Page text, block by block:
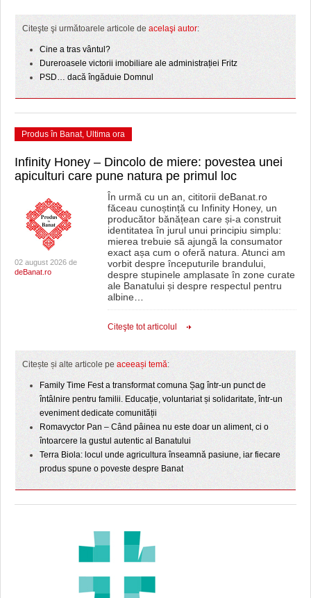
Citeşte şi următoarele articole de acelaşi autor:
Cine a tras vântul?
Dureroasele victorii imobiliare ale administrației Fritz
PSD… dacă îngăduie Domnul
Produs în Banat, Ultima ora
Infinity Honey – Dincolo de miere: povestea unei
apiculturi care pune natura pe primul loc
02 august 2026 de
deBanat.ro
În urmă cu un an, cititorii deBanat.ro
făceau cunoștință cu Infinity Honey, un
producător bănățean care și-a construit
identitatea în jurul unui principiu simplu:
mierea trebuie să ajungă la consumator
exact așa cum o oferă natura. Atunci am
vorbit despre începuturile brandului,
despre stupinele amplasate în zone curate
ale Banatului și despre respectul pentru
albine…
Citeşte tot articolul
Citește și alte articole pe aceeași temă:
Family Time Fest a transformat comuna Șag într-un punct de
întâlnire pentru familii. Educație, voluntariat și solidaritate, într-un
eveniment dedicate comunității
Romavyctor Pan – Când pâinea nu este doar un aliment, ci o
întoarcere la gustul autentic al Banatului
Terra Biola: locul unde agricultura înseamnă pasiune, iar fiecare
produs spune o poveste despre Banat